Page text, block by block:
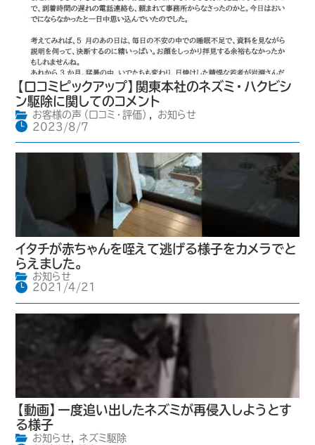
【口コミピックアップ】関東本社のネズミ・ハクビシ
ン駆除に関してのコメント
お客様の声（口コミ・評価） ,
お知らせ
2023/8/7
イタチが赤ちゃんを咥えて逃げる様子をカメラでと
らえました。
お知らせ
2021/4/21
【動画】一度追い出したネズミが再侵入しようとす
る様子
お知らせ,
ネズミ駆除